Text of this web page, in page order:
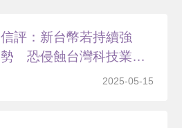
信評：新台幣若持續強
勢 恐侵蝕台灣科技業利
2025-05-15